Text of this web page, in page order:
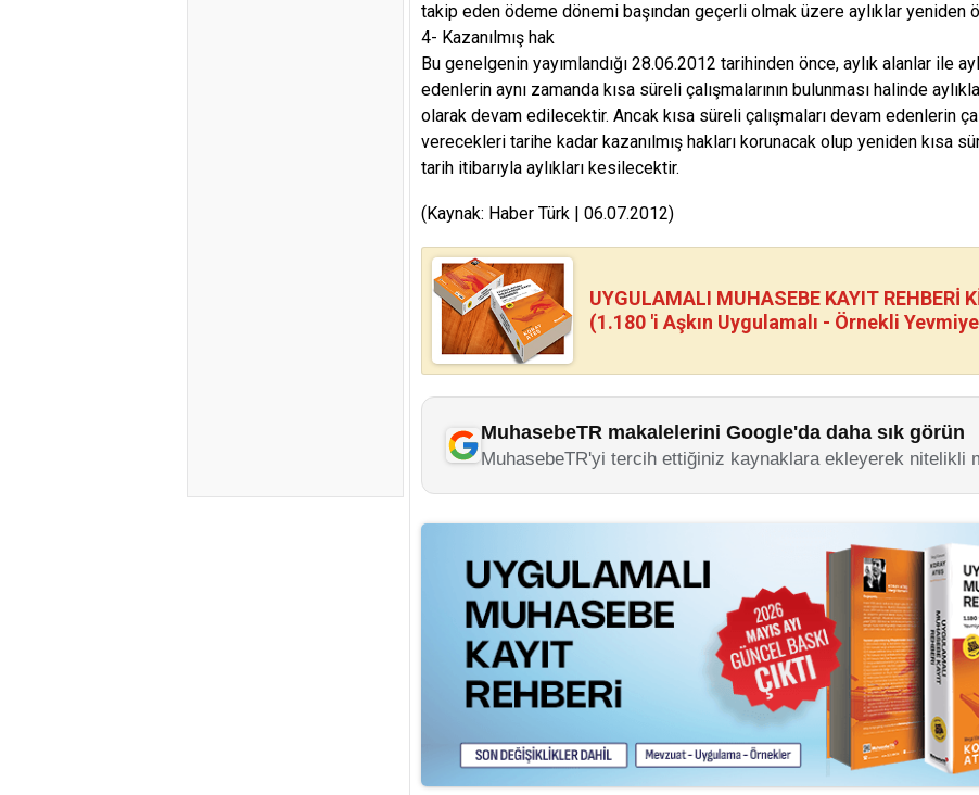
takip eden ödeme dönemi başından geçerli olmak üzere aylıklar yeniden
4- Kazanılmış hak
Bu genelgenin yayımlandığı 28.06.2012 tarihinden önce, aylık alanlar ile
edenlerin aynı zamanda kısa süreli çalışmalarının bulunması halinde
olarak devam edilecektir. Ancak kısa süreli çalışmaları devam edenlerin
verecekleri tarihe kadar kazanılmış hakları korunacak olup yeniden kısa
tarih itibarıyla aylıkları kesilecektir.
(Kaynak: Haber Türk | 06.07.2012)
UYGULAMALI MUHASEBE KAYIT REHBERİ
(1.180 'i Aşkın Uygulamalı - Örnekli
MuhasebeTR makalelerini Google'da daha sık görün
MuhasebeTR'yi tercih ettiğiniz kaynaklara ekleyerek nitelikli